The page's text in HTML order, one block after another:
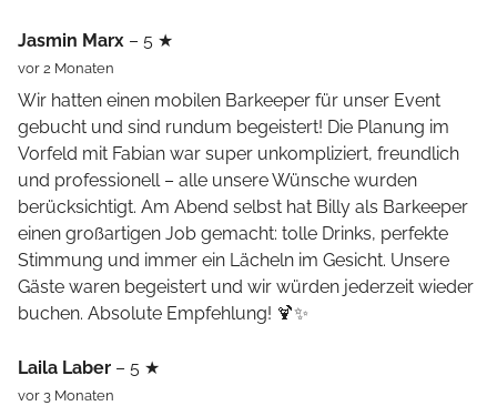
Jasmin Marx – 5 ★
vor 2 Monaten
Wir hatten einen mobilen Barkeeper für unser Event
gebucht und sind rundum begeistert! Die Planung im
Vorfeld mit Fabian war super unkompliziert, freundlich
und professionell – alle unsere Wünsche wurden
berücksichtigt. Am Abend selbst hat Billy als Barkeeper
einen großartigen Job gemacht: tolle Drinks, perfekte
Stimmung und immer ein Lächeln im Gesicht. Unsere
Gäste waren begeistert und wir würden jederzeit wieder
buchen. Absolute Empfehlung! 🍹✨
Laila Laber – 5 ★
vor 3 Monaten